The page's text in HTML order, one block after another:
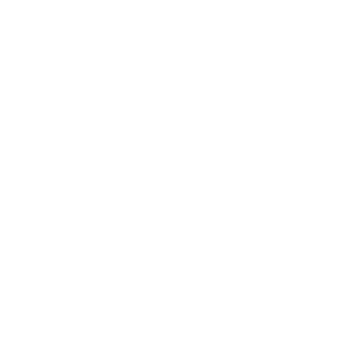
毛刷辊生产厂家，主要生产工业机械用异形毛刷、毛刷辊